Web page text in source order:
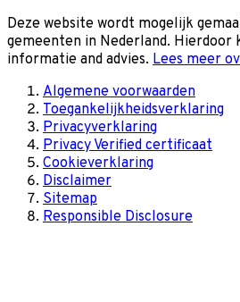
Deze website wordt mogelijk
gemeenten in Nederland.
informatie and advies. Lees meer
Algemene voorwaarden
Toegankelijkheidsverklaring
Privacyverklaring
Privacy Verified certificaat
Cookieverklaring
Disclaimer
Sitemap
Responsible Disclosure